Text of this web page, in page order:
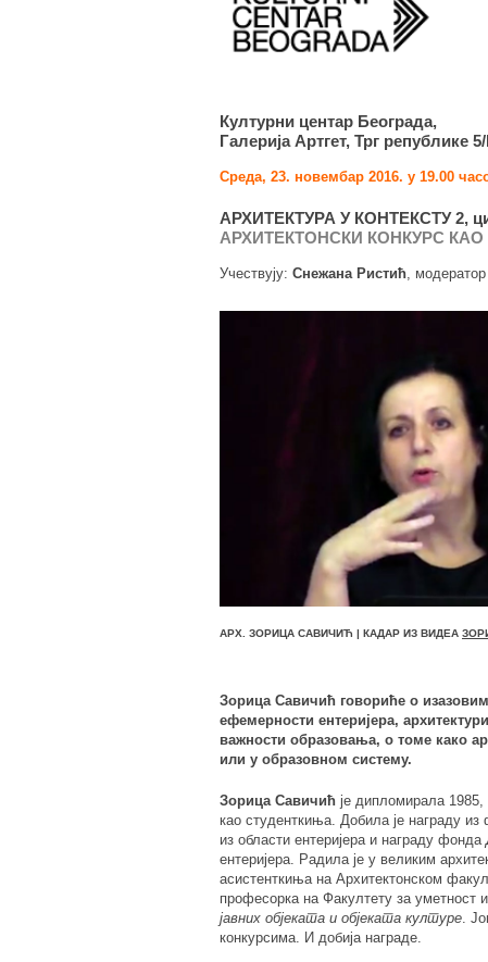
Културни центар Београда,
Галерија Артгет, Трг републике
Среда, 23. новембар 2016. у 19.00
АРХИТЕКТУРА У КОНТЕКСТУ 2,
АРХИТЕКТОНСКИ КОНКУРС
Учествују: Снежана Ристић,
АРХ. ЗОРИЦА САВИЧИЋ | КАДАР ИЗ ВИДЕА
Зорица Савичић говориће о
ефемерности ентеријера,
важности образовања, о томе како
или у образовном систему.
Зорица Савичић је дипломирала 1985,
као студенткиња. Добила је награду из
из области ентеријера и награду фонда
ентеријера. Радила је у великим
асистенткиња на Архитектонском
професорка на Факултету за уметност
јавних објеката и објеката културе .
конкурсима. И добија награде.